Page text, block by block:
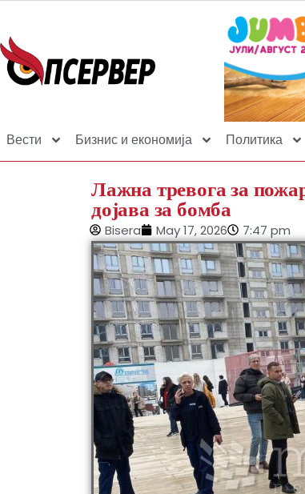
Вести Бизнис и економија Политика
Лажна тревога за
дојава за бомба
Bisera May 17, 2026 7:47 pm